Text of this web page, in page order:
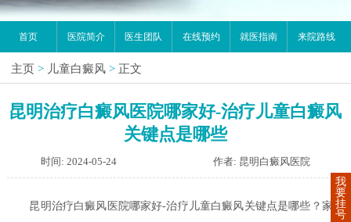
首页 医院简介 医生团队 在线预约 就医指南 来院路线
主页 > 儿童白癜风 > 正文
昆明治疗白癜风医院哪家好-治疗儿童白癜风
关键点是哪些
时间: 2024-05-24 作者: 昆明白癜风医院
昆明治疗白癜风医院哪家好-治疗儿童白癜风关键点是哪些？家庭
我
要
挂
号